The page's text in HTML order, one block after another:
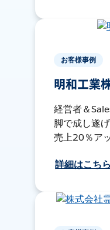
お客様事例
明和工業
経営者＆
脚で成し遂
売上20％ア
詳細はこちら